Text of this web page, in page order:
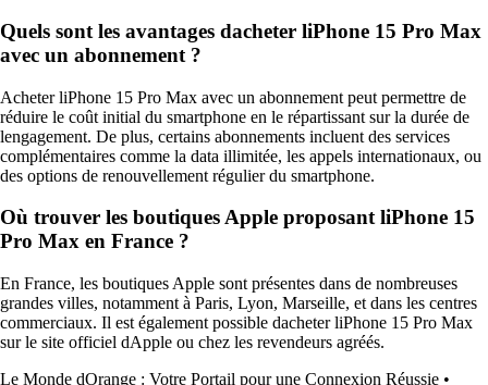
Quels sont les avantages dacheter liPhone 15 Pro Max
avec un abonnement ?
Acheter liPhone 15 Pro Max avec un abonnement peut permettre de
réduire le coût initial du smartphone en le répartissant sur la durée de
lengagement. De plus, certains abonnements incluent des services
complémentaires comme la data illimitée, les appels internationaux, ou
des options de renouvellement régulier du smartphone.
Où trouver les boutiques Apple proposant liPhone 15
Pro Max en France ?
En France, les boutiques Apple sont présentes dans de nombreuses
grandes villes, notamment à Paris, Lyon, Marseille, et dans les centres
commerciaux. Il est également possible dacheter liPhone 15 Pro Max
sur le site officiel dApple ou chez les revendeurs agréés.
Le Monde dOrange : Votre Portail pour une Connexion Réussie •